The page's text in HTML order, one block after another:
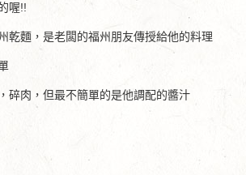
喔!!
乾麵，是老闆的福州朋友傳授給他的料理
碎肉，但最不簡單的是他調配的醬汁